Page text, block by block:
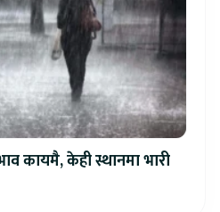
कायमै, केही स्थानमा भारी